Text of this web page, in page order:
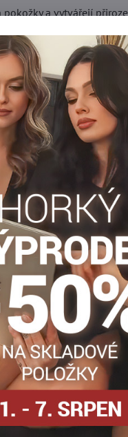
a vytvářejí
přejete.
nejen elegantní,
luxusu – kousek,
Punčocháče 15-20 DEN
BlueskyPinterestReddit